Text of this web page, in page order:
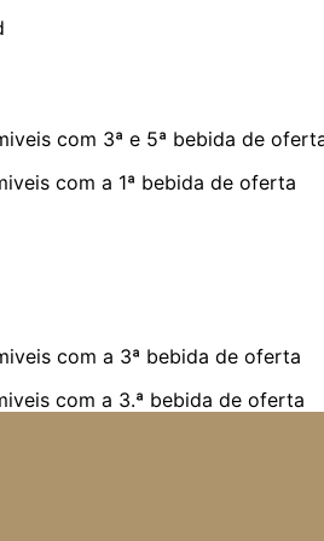
com 3ª e 5ª bebida de
com a 1ª bebida de oferta
com a 3ª bebida de oferta
com a 3.ª bebida de oferta